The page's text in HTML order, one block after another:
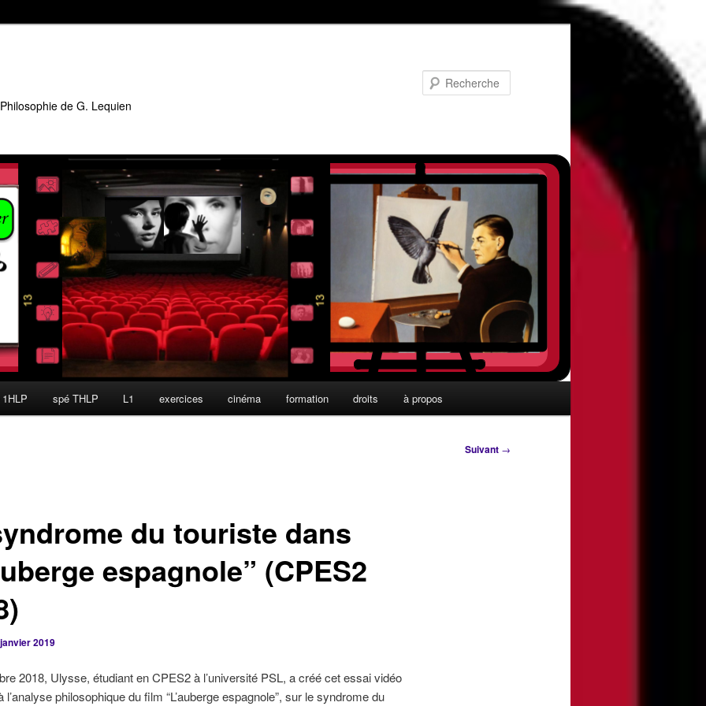
de G. Lequien
spé THLP L1 exercices cinéma formation droits à propos
Suivant →
du touriste dans
espagnole” (CPES2
2019
2018, Ulysse, étudiant en CPES2 à l’université PSL, a créé cet essai vidéo
l’analyse philosophique du film “L’auberge espagnole”, sur le syndrome du